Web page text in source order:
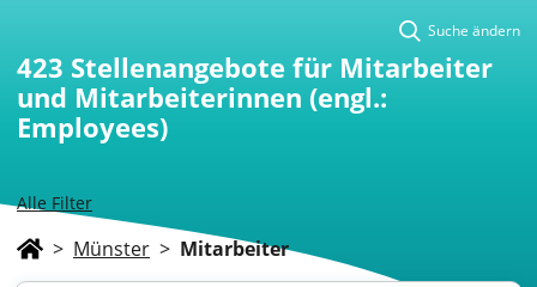
Alle Filter
Suche ändern
423 Stellenangebote für Mitarbeiter
und Mitarbeiterinnen (engl.:
Employees)
> Münster > Mitarbeiter